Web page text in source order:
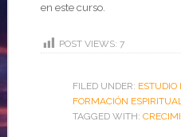
en este curso.
POST VIEWS: 7
FILED UNDER: ESTUDIO
FORMACIÓN
TAGGED WITH: